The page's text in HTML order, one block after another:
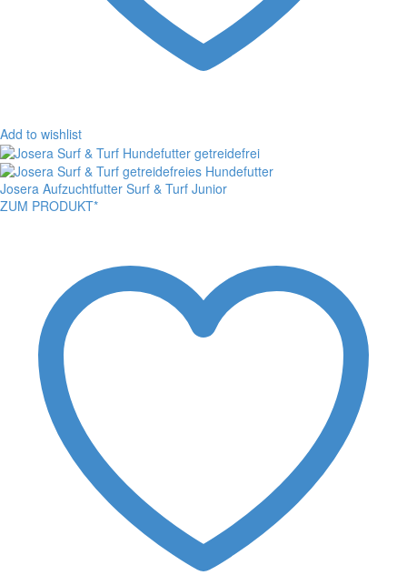
Add to wishlist
Josera Aufzuchtfutter Surf & Turf Junior
ZUM PRODUKT*